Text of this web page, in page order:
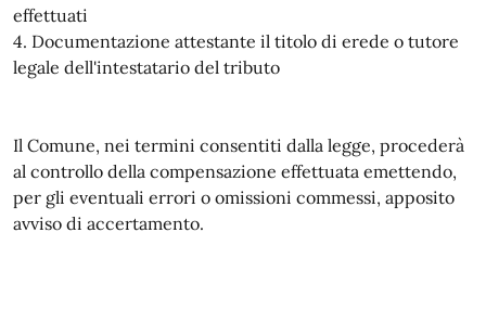
effettuati
4. Documentazione attestante il titolo di erede o tutore
legale dell'intestatario del tributo
Il Comune, nei termini consentiti dalla legge, procederà
al controllo della compensazione effettuata emettendo,
per gli eventuali errori o omissioni commessi, apposito
avviso di accertamento.